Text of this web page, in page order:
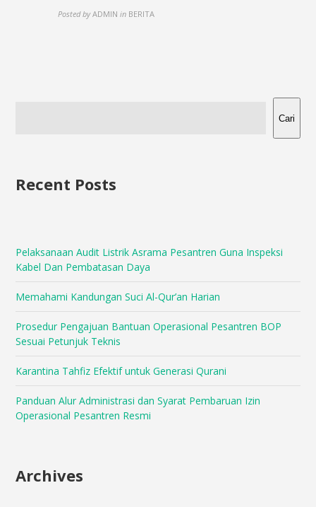
Posted by ADMIN in BERITA
Cari
Recent Posts
Pelaksanaan Audit Listrik Asrama Pesantren Guna Inspeksi
Kabel Dan Pembatasan Daya
Memahami Kandungan Suci Al-Qur’an Harian
Prosedur Pengajuan Bantuan Operasional Pesantren BOP
Sesuai Petunjuk Teknis
Karantina Tahfiz Efektif untuk Generasi Qurani
Panduan Alur Administrasi dan Syarat Pembaruan Izin
Operasional Pesantren Resmi
Archives